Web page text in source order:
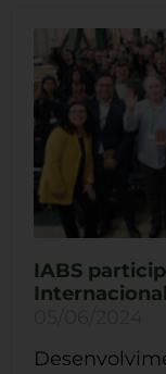
IABS